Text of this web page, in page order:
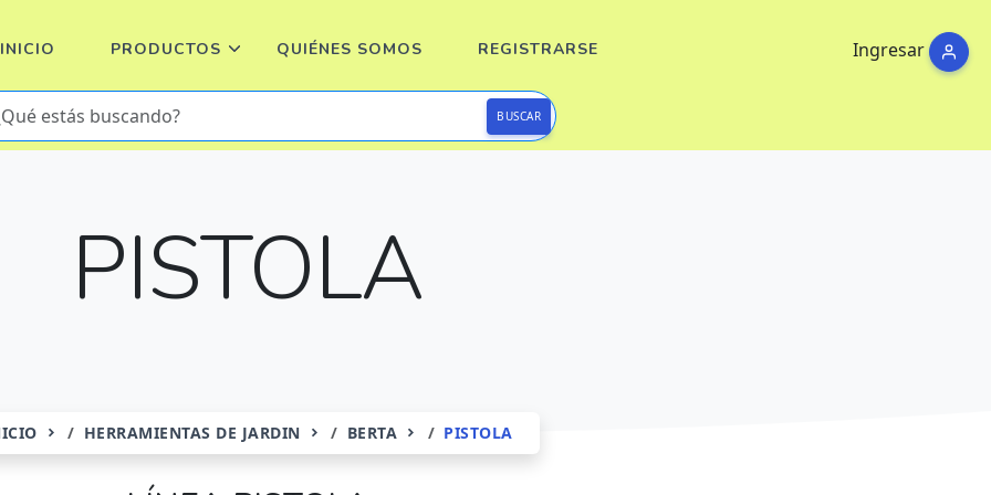
Ingresar
INICIO PRODUCTOS QUIÉNES SOMOS REGISTRARSE
BUSCAR
PISTOLA
HERRAMIENTAS DE JARDIN BERTA PISTOLA